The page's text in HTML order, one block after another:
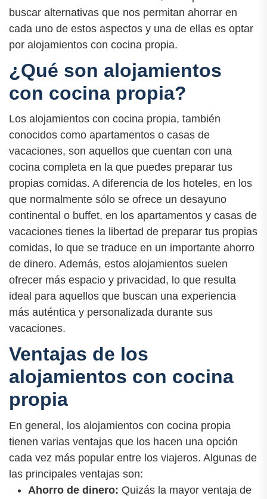
buscar alternativas que nos permitan ahorrar en
cada uno de estos aspectos y una de ellas es optar
por alojamientos con cocina propia.
¿Qué son alojamientos
con cocina propia?
Los alojamientos con cocina propia, también
conocidos como apartamentos o casas de
vacaciones, son aquellos que cuentan con una
cocina completa en la que puedes preparar tus
propias comidas. A diferencia de los hoteles, en los
que normalmente sólo se ofrece un desayuno
continental o buffet, en los apartamentos y casas de
vacaciones tienes la libertad de preparar tus propias
comidas, lo que se traduce en un importante ahorro
de dinero. Además, estos alojamientos suelen
ofrecer más espacio y privacidad, lo que resulta
ideal para aquellos que buscan una experiencia
más auténtica y personalizada durante sus
vacaciones.
Ventajas de los
alojamientos con cocina
propia
En general, los alojamientos con cocina propia
tienen varias ventajas que los hacen una opción
cada vez más popular entre los viajeros. Algunas de
las principales ventajas son:
Ahorro de dinero: Quizás la mayor ventaja de